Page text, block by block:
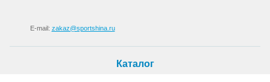
E-mail: zakaz@sportshina.ru
Каталог